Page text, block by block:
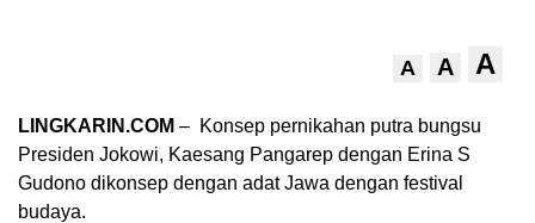
A A A
LINGKARIN.COM – Konsep pernikahan putra bungsu
Presiden Jokowi, Kaesang Pangarep dengan Erina S
Gudono dikonsep dengan adat Jawa dengan festival
budaya.